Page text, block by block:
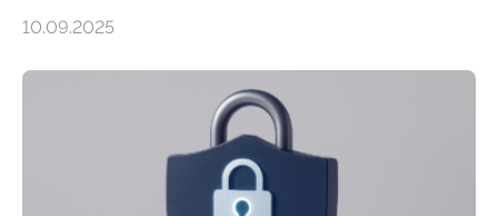
sich CAVECORE – ein neues Marie Skłodowska-Curie
koordiniert wird. Ab dem 1. September werden sich
über einen Zeitraum von vier Jahren insgesamt 15
Promovierende im Rahmen von CAVECORE mit
kognitiven Robotern beschäftigen – also mit Robotern,
die mittels Sensoren ihre Umgebung erfassen,
10.09.2025